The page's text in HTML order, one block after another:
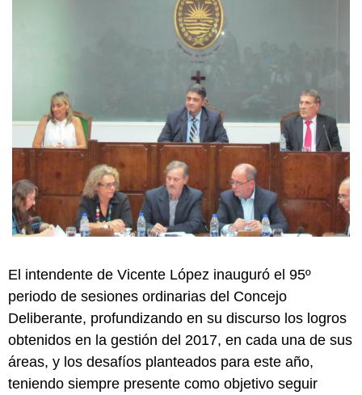
El intendente de Vicente López inauguró el 95º
periodo de sesiones ordinarias del Concejo
Deliberante, profundizando en su discurso los logros
obtenidos en la gestión del 2017, en cada una de sus
áreas, y los desafíos planteados para este año,
teniendo siempre presente como objetivo seguir